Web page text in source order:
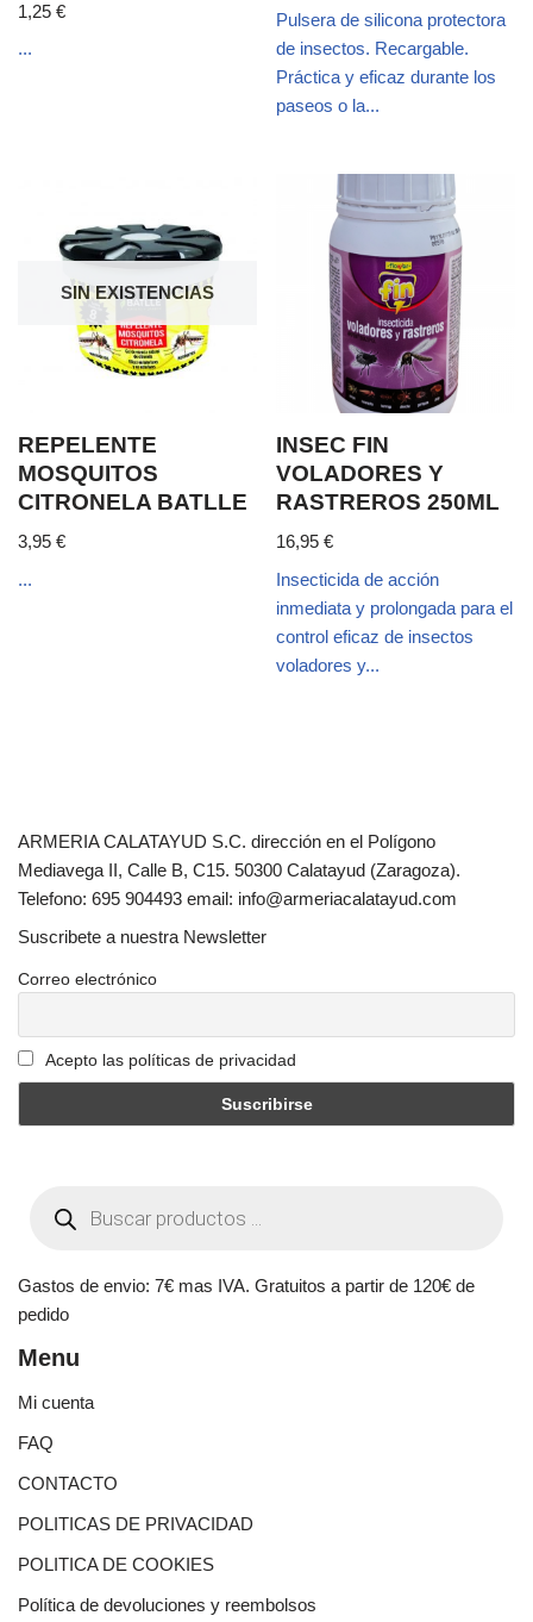
1,25 €
...
Pulsera de silicona protectora
de insectos. Recargable.
Práctica y eficaz durante los
paseos o la...
SIN EXISTENCIAS
REPELENTE
MOSQUITOS
CITRONELA BATLLE
3,95 €
...
INSEC FIN
VOLADORES Y
RASTREROS 250ML
16,95€
Insecticida de acción
inmediata y prolongada para el
control eficaz de insectos
voladores y...
ARMERIA CALATAYUD S.C. dirección en el Polígono
Mediavega II, Calle B, C15. 50300 Calatayud (Zaragoza).
Telefono: 695 904493 email: info@armeriacalatayud.com
Suscribete a nuestra Newsletter
Correo electrónico
Acepto las políticas de privacidad
Gastos de envio: 7€ mas IVA. Gratuitos a partir de 120€ de
pedido
Menu
Mi cuenta
FAQ
CONTACTO
POLITICAS DE PRIVACIDAD
POLITICA DE COOKIES
Política de devoluciones y reembolsos